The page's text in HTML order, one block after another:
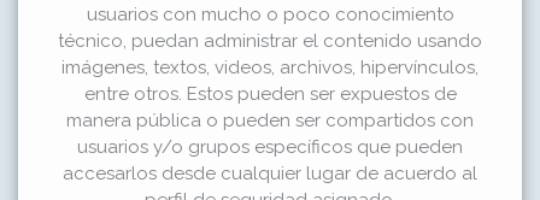
usuarios con mucho o poco conocimiento
técnico, puedan administrar el contenido usando
imágenes, textos, videos, archivos, hipervínculos,
entre otros. Estos pueden ser expuestos de
manera pública o pueden ser compartidos con
usuarios y/o grupos específicos que pueden
accesarlos desde cualquier lugar de acuerdo al